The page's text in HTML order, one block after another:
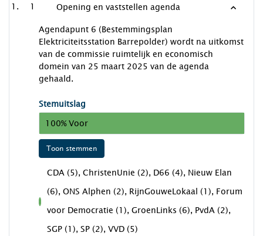
1
Opening en vaststellen agenda
Agendapunt 6 (Bestemmingsplan
Elektriciteitsstation Barrepolder) wordt na uitkomst
van de commissie ruimtelijk en economisch
domein van 25 maart 2025 van de agenda
gehaald.
Stemuitslag
100% Voor
Toon stemmen
voor
CDA (5), ChristenUnie (2), D66 (4), Nieuw Elan
(6), ONS Alphen (2), RijnGouweLokaal (1), Forum
voor Democratie (1), GroenLinks (6), PvdA (2),
SGP (1), SP (2), VVD (5)